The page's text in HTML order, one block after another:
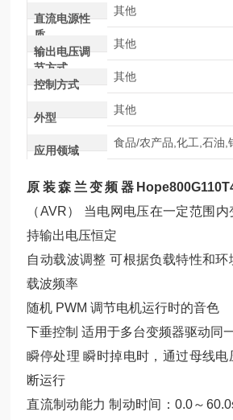
直流电源性
质
其他
输出电压调
节方式
其他
控制方式
其他
外型
其他
应用领域
食品/农产品,化工,石油,
原装森兰变频器
（AVR） 当电网电压在一定范围
持输出电压恒定
自动载波调整 可根据负载特性和
载波频率
随机 PWM 调节电机运行时的音色
下垂控制 适用于多台变频器驱动同
瞬停处理 瞬时掉电时，通过母线电
断运行
直流制动能力 制动时间：0.0～